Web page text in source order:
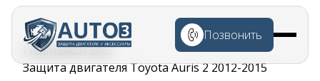
Перейти к
основному
содержанию
Позвонить
Строка
навигации
ГлавнаяКаталог
Защита двигателя Toyota Auris 2 2012-2015